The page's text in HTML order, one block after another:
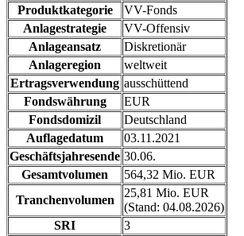
Produktkategorie
VV-Fonds
Anlagestrategie
VV-Offensiv
Anlageansatz
Diskretionär
Anlageregion
weltweit
Ertragsverwendung ausschüttend
Fondswährung
EUR
Fondsdomizil
Deutschland
Auflagedatum
03.11.2021
Geschäftsjahresende 30.06.
Gesamtvolumen
564,32 Mio. EUR
Tranchenvolumen
25,81 Mio. EUR
(Stand: 04.08.2026)
SRI
3